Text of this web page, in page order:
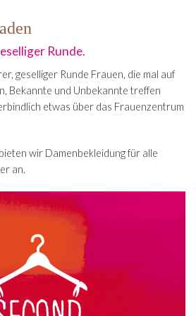
Runde.
geselliger Runde Frauen, die mal auf
Bekannte und Unbekannte treffen
etwas über das Frauenzentrum
wir Damenbekleidung für alle
an.